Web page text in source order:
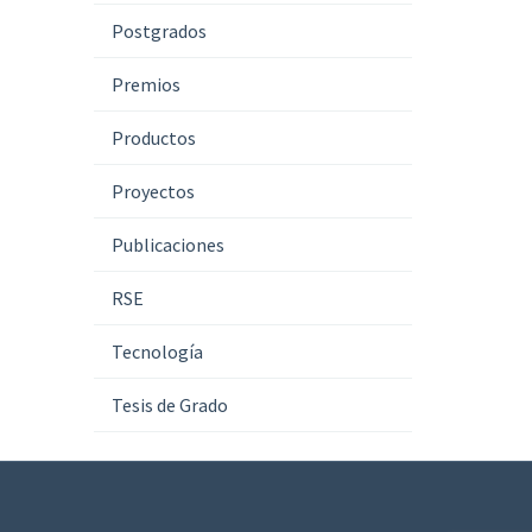
Postgrados
Premios
Productos
Proyectos
Publicaciones
RSE
Tecnología
Tesis de Grado